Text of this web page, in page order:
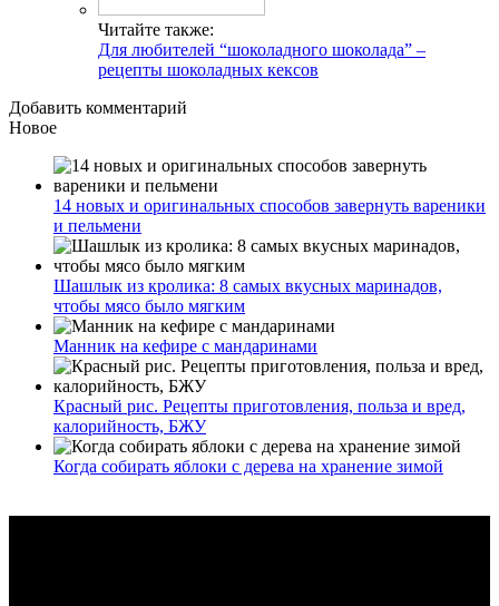
Читайте также:
Для любителей “шоколадного шоколада” –
рецепты шоколадных кексов
Добавить комментарий
Новое
14 новых и оригинальных способов завернуть вареники
и пельмени
Шашлык из кролика: 8 самых вкусных маринадов,
чтобы мясо было мягким
Манник на кефире с мандаринами
Красный рис. Рецепты приготовления, польза и вред,
калорийность, БЖУ
Когда собирать яблоки с дерева на хранение зимой